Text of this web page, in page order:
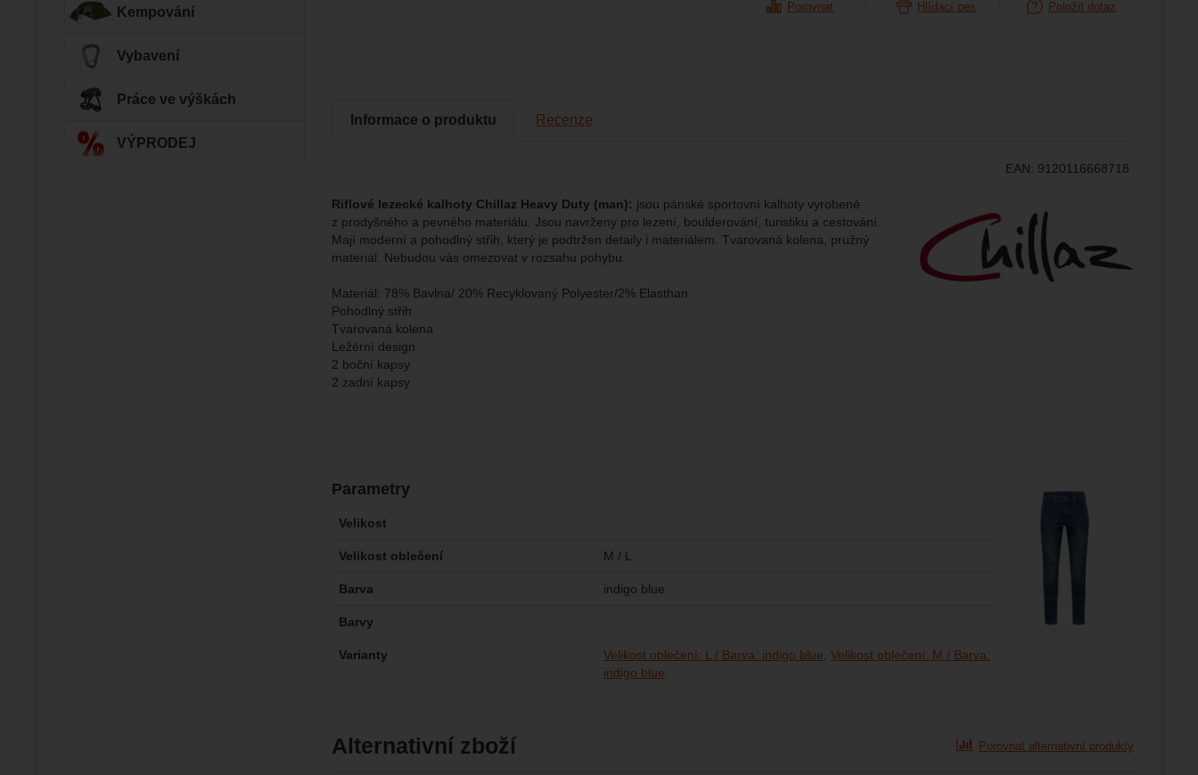
Porovnat Hlídací pes Položit dotaz
Informace o produktu Recenze
EAN: 9120116668718
Riflové lezecké kalhoty Chillaz Heavy Duty (man): jsou pánské sportovní kalhoty vyrobené
z prodyšného a pevného materiálu. Jsou navrženy pro lezení, boulderování, turistiku a cestování.
Mají moderní a pohodlný střih, který je podtržen detaily i materiálem. Tvarovaná kolena, pružný
materiál. Nebudou vás omezovat v rozsahu pohybu.
Materiál: 78% Bavlna/ 20% Recyklovaný Polyester/2% Elasthan
Pohodlný střih
Tvarovaná kolena
Ležérní design
2 boční kapsy
2 zadní kapsy
Parametry
Velikost
Velikost oblečení M / L
Barva indigo blue
Barvy
Varianty Velikost oblečení: L / Barva: indigo blue Velikost oblečení: M / Barva:
indigo blue
Alternativní zboží Porovnat alternativní produkty
Kempování
Vybavení
Práce ve výškách
VÝPRODEJ